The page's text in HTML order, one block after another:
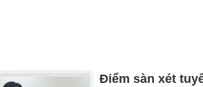
Điểm sàn xét